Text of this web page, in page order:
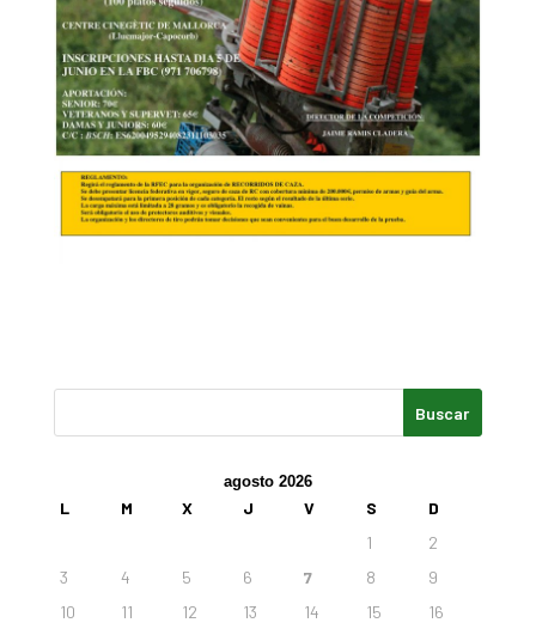
agosto 2026
L M X J V S
D
1
2
3
4 5 6 7 8
9
10
11 12 13 14 15
16